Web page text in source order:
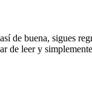
de buena, sigues
de leer y